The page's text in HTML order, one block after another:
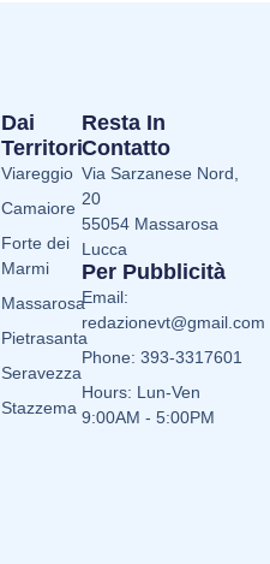
Dai
Territori
Viareggio
Camaiore
Forte dei
Marmi
Massarosa
Pietrasanta
Seravezza
Stazzema
Resta In
Contatto
Via Sarzanese Nord,
20
55054 Massarosa
Lucca
Per Pubblicità
Email:
redazionevt@gmail.com
Phone: 393-3317601
Hours: Lun-Ven
9:00AM - 5:00PM